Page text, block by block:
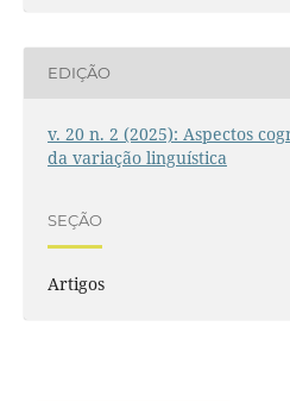
EDIÇÃO
v. 20 n. 2 (2025): Aspectos
da variação linguística
SEÇÃO
Artigos